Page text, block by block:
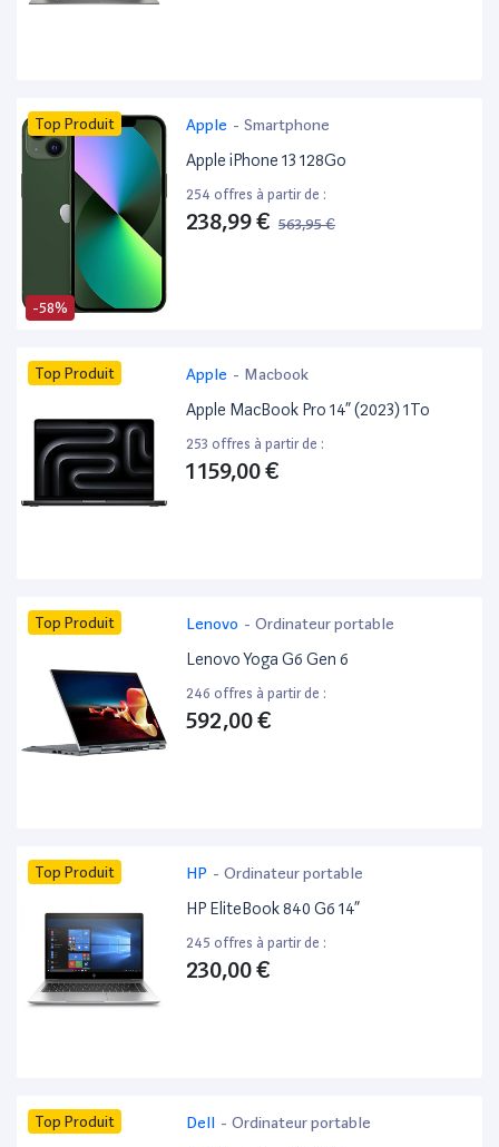
-58%
Top Produit Apple - Smartphone
Apple iPhone 13 128Go
254 offres à partir de :
238,99 € 563,95 €
Top Produit Apple - Macbook
Apple MacBook Pro 14” (2023) 1To
253 offres à partir de :
1 159,00 €
Top Produit Lenovo - Ordinateur portable
Lenovo Yoga G6 Gen 6
246 offres à partir de :
592,00 €
Top Produit HP - Ordinateur portable
HP EliteBook 840 G6 14”
245 offres à partir de :
230,00 €
Top Produit Dell - Ordinateur portable